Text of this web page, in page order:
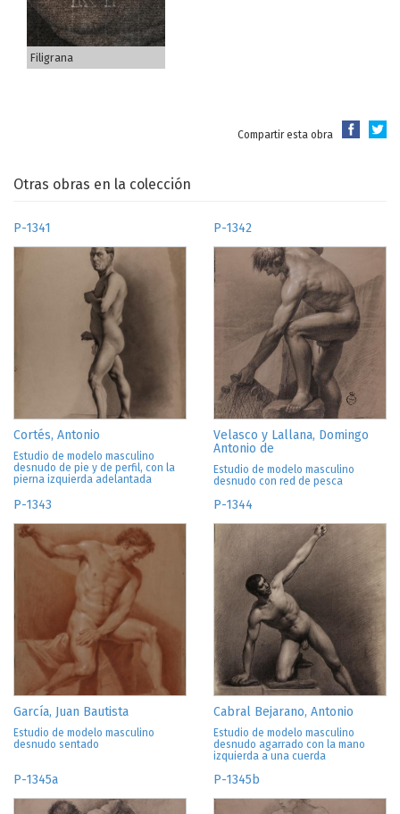
Filigrana
Compartir esta obra
Otras obras en la colección
P-1341
Cortés, Antonio
Estudio de modelo masculino
desnudo de pie y de perfil, con la
pierna izquierda adelantada
P-1342
Velasco y Lallana, Domingo
Antonio de
Estudio de modelo masculino
desnudo con red de pesca
P-1343
García, Juan Bautista
Estudio de modelo masculino
desnudo sentado
P-1344
Cabral Bejarano, Antonio
Estudio de modelo masculino
desnudo agarrado con la mano
izquierda a una cuerda
P-1345a P-1345b